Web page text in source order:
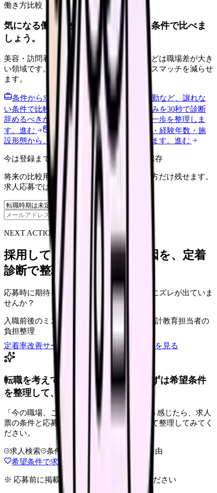
働き方比較
気になる働き方を、求人を見る前に条件で比べま
しょう。
美容・訪問看護・クリニック・夜勤なしなどは職場差が大き
い領域です。希望条件を先に整理するとミスマッチを減らせ
ます。
条件から求人を見る
夜勤回数・残業・通勤など、譲れな
い条件で比較できます。 進む
職場の悩みを30秒で診断
辞めるべきか迷う前に、悩みの種類と次の一歩を整理しま
す。 進む 給料コンパスで比較する
地域・経験年数・施
設形態から、今の給料の現在地を確認できます。 進む
今は登録までしない人向け: 希望条件だけ保存
将来の比較用に、転職時期と気になる働き方だけ残せます。
求人応募ではありません。
NEXT ACTION FOR CLINICS
採用しても辞めてしまう原因を、定着
診断で整理できます
応募時に期待した働き方と、入職後の現実にズレが出ていま
せんか？
入職前後のミスマッチ 初月・3ヶ月面談の設計教育担当者の
負担整理
定着率改善サービスを相談
サービス詳細を見る
転職を考えている看護師さんへ。まずは希望条件
を整理して、求人を見比べられます。
「今の職場、このままでいいのかな...」そう感じたら、求人
票の条件と応募前に確認したい不安を分けて整理してみてく
ださい。
求人検索 条件整理
退会自由
希望条件で求人を探す
※ 応募前に掲載元の最新情報を確認してください